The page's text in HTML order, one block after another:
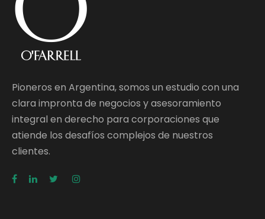
Pioneros en Argentina, somos un estudio con una
clara impronta de negocios y asesoramiento
integral en derecho para corporaciones que
atiende los desafíos complejos de nuestros
clientes.